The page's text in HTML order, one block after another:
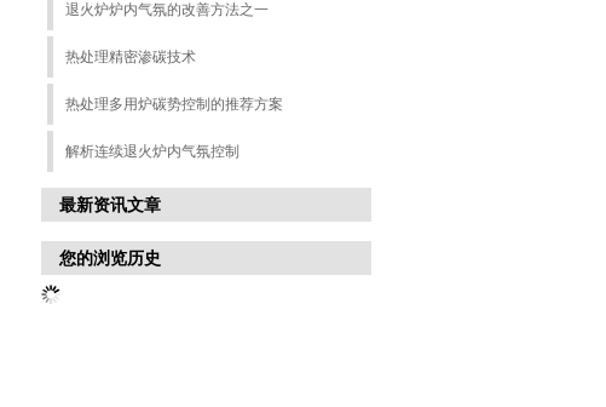
退火炉炉内气氛的改善方法之一
热处理精密渗碳技术
热处理多用炉碳势控制的推荐方案
解析连续退火炉内气氛控制
最新资讯文章
您的浏览历史